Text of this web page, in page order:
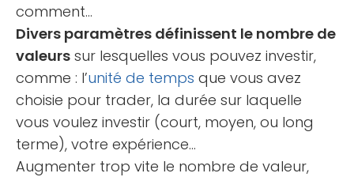
comment…
Divers paramètres définissent le nombre de
valeurs sur lesquelles vous pouvez investir,
comme : l’unité de temps que vous avez
choisie pour trader, la durée sur laquelle
vous voulez investir (court, moyen, ou long
terme), votre expérience…
Augmenter trop vite le nombre de valeur,